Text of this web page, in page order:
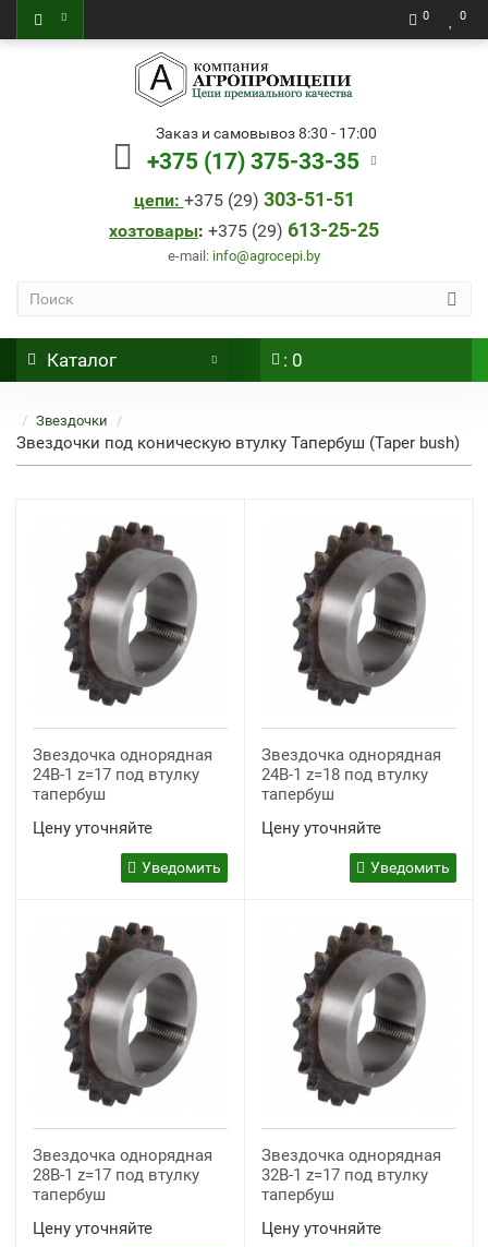
0 0
Заказ и самовывоз 8:30 - 17:00
+375 (17) 375-33-35
цепи: +375 (29) 303-51-51
хозтовары: +375 (29) 613-25-25
e-mail: info@agrocepi.by
Каталог : 0
Звездочки
Звездочки под коническую втулку Тапербуш (Taper bush)
Звездочка однорядная
24B-1 z=17 под втулку
тапербуш
Цену уточняйте
Уведомить
Звездочка однорядная
24B-1 z=18 под втулку
тапербуш
Цену уточняйте
Уведомить
Звездочка однорядная
28B-1 z=17 под втулку
тапербуш
Цену уточняйте
Звездочка однорядная
32B-1 z=17 под втулку
тапербуш
Цену уточняйте